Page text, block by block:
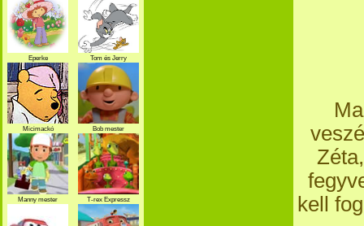
kell
Eperke Tom és Jerry
Micimackó Bob mester
Manny mester T-rex Expressz